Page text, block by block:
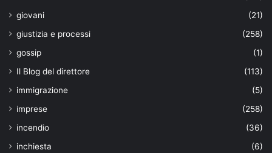
giovani
(21)
giustizia e processi
(258)
gossip
(1)
Il Blog del direttore
(113)
immigrazione
(5)
imprese
(258)
incendio
(36)
inchiesta
(6)